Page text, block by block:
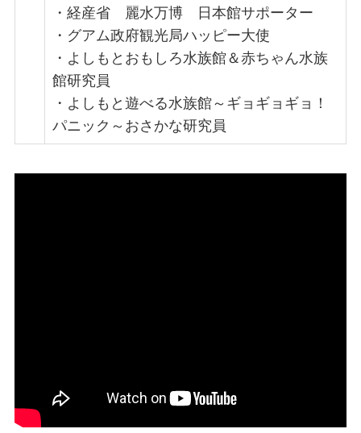
・経産省 麗水万博 日本館サポーター
・グアム政府観光局ハッピー大使
・よしもとおもしろ水族館＆赤ちゃん水族
館研究員
・よしもと遊べる水族館～ギョギョギョ！
パニック～おさかな研究員